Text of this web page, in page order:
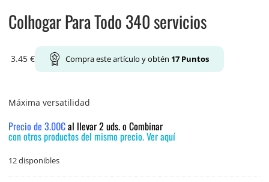
Colhogar Para Todo 340 servicios
3.45 € Compra este artículo y obtén 17Puntos
Máxima versatilidad
Precio de 3.00€al llevar 2 uds. o Combinar
con otros productos del mismo precio. Ver aquí
12 disponibles